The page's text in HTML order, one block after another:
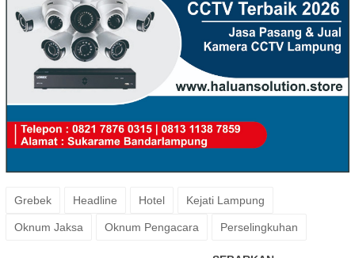
Grebek Headline Hotel Kejati Lampung
Oknum Jaksa Oknum Pengacara Perselingkuhan